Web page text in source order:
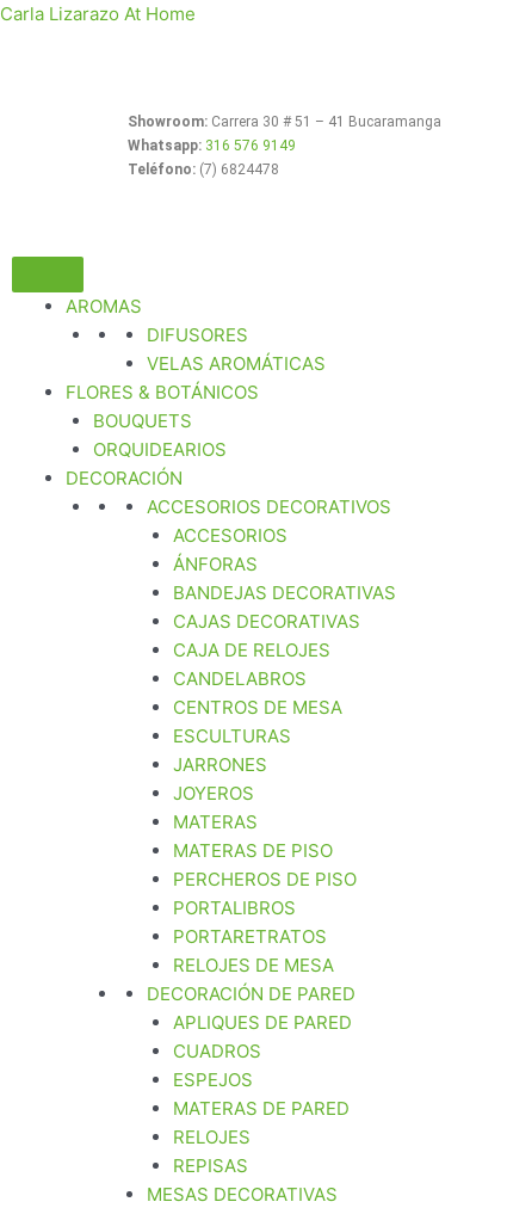
Ir
Carla Lizarazo At Home
Showroom: Carrera 30 # 51 – 41 Bucaramanga
Whatsapp: 316 576 9149
Teléfono: (7) 6824478
AROMAS
DIFUSORES
VELAS AROMÁTICAS
FLORES & BOTÁNICOS
BOUQUETS
ORQUIDEARIOS
DECORACIÓN
ACCESORIOS DECORATIVOS
ACCESORIOS
ÁNFORAS
BANDEJAS DECORATIVAS
CAJAS DECORATIVAS
CAJA DE RELOJES
CANDELABROS
CENTROS DE MESA
ESCULTURAS
JARRONES
JOYEROS
MATERAS
MATERAS DE PISO
PERCHEROS DE PISO
PORTALIBROS
PORTARETRATOS
RELOJES DE MESA
DECORACIÓN DE PARED
APLIQUES DE PARED
CUADROS
ESPEJOS
MATERAS DE PARED
RELOJES
REPISAS
MESAS DECORATIVAS